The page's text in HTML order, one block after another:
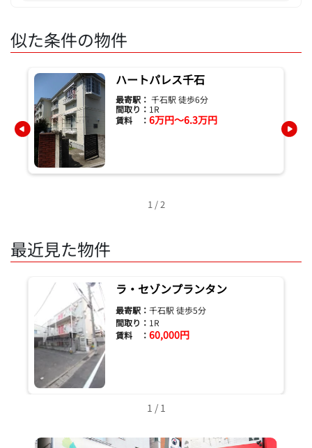
似た条件の物件
ハートパレス千石
最寄駅： 千石駅 徒歩6分
間取り： 1R
賃料 ： 6万円～6.3万円
1 / 2
最近見た物件
ラ・セゾンプランタン
最寄駅： 千石駅 徒歩5分
間取り： 1R
賃料 ： 60,000円
1 / 1